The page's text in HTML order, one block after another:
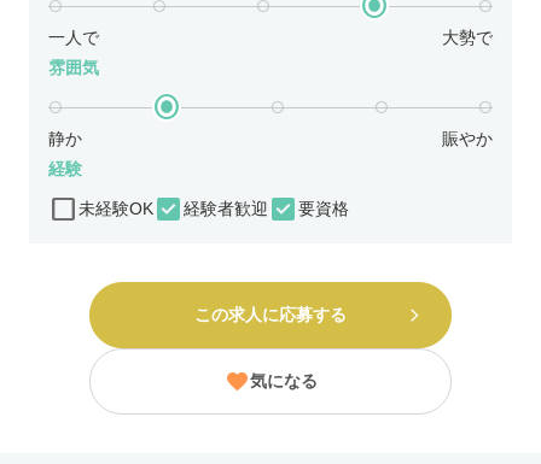
一人で
大勢で
雰囲気
静か
賑やか
経験
未経験OK 経験者歓迎 要資格
この求人に応募する
気になる